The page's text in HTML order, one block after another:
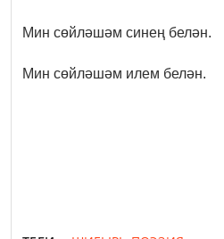
Мин сөйләшәм синең белән.
Мин сөйләшәм илем белән.